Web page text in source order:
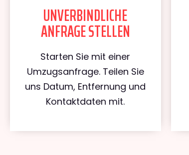
UNVERBINDLICHE
ANFRAGE STELLEN
Starten Sie mit einer
Umzugsanfrage. Teilen Sie
uns Datum, Entfernung und
Kontaktdaten mit.